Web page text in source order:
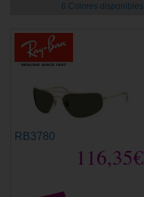
6 Colores disponibles
RB3780
116,35€